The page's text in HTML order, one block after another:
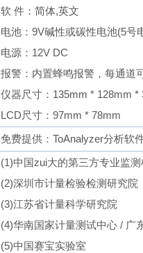
软 件：简体,英文
电池： 9V碱性或碳性电池(5号
电源： 12V DC
报警：内置蜂鸣报警，每通道
仪器尺寸： 135mm * 128mm *
LCD尺寸： 97mm * 78mm
免费提供： ToAnalyzer分析软
(1)中国zui大的第三方专业监
(2)深圳市计量检验检测研究院
(3)江苏省计量科学研究院
(4)华南国家计量测试中心 / 广
(5)中国赛宝实验室